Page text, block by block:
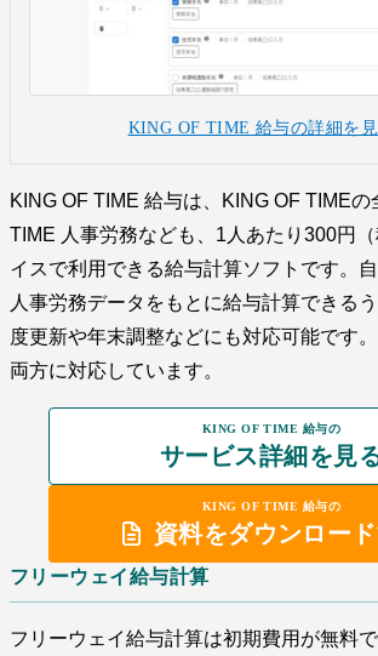
KING OF TIME 給与の詳細を
KING OF TIME 給与は、KING OF TIME
TIME 人事労務なども、1人あたり300円
イスで利用できる給与計算ソフトです。自
人事労務データをもとに給与計算できる
度更新や年末調整などにも対応可能です
両方に対応しています。
KING OF TIME 給与の
サービス詳細を見
KING OF TIME 給与の
資料をダウンロー
フリーウェイ給与計算
フリーウェイ給与計算は初期費用が無料